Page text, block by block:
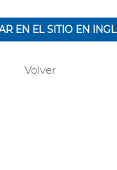
EN EL SITIO EN
Volver